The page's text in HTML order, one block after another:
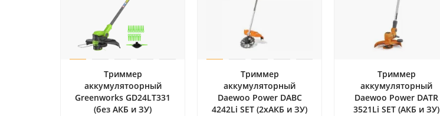
Триммер
аккумулятоорный
Greenworks GD24LT331
(без АКБ и ЗУ)
Триммер
аккумуляторный
Daewoo Power DABC
4242Li SET (2хАКБ и ЗУ)
Триммер
аккумуляторный
Daewoo Power DATR
3521Li SET (АКБ и ЗУ)